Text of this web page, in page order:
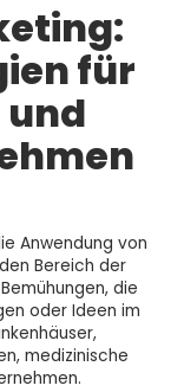
für
Anwendung von
Bereich der
die
oder Ideen im
medizinische